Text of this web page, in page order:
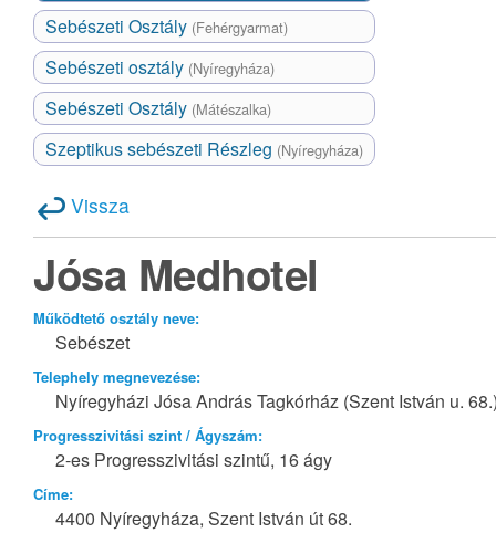
Sebészeti Osztály (Fehérgyarmat)
Sebészeti osztály (Nyíregyháza)
Sebészeti Osztály (Mátészalka)
Szeptikus sebészeti Részleg (Nyíregyháza)
Vissza
Jósa Medhotel
Működtető osztály neve:
Sebészet
Telephely megnevezése:
Nyíregyházi Jósa András Tagkórház (Szent István u.
Progresszivitási szint / Ágyszám:
2-es Progresszivitási szintű, 16 ágy
Címe:
4400 Nyíregyháza, Szent István út 68.